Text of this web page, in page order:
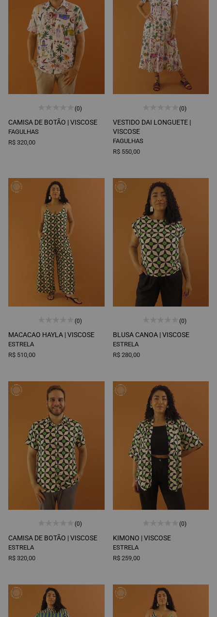
(0)
CAMISA DE BOTÃO |VISCOSE
FAGULHAS
R$ 320,00
(0)
VESTIDO DAI LONGUETE |
VISCOSE
FAGULHAS
R$ 550,00
(0)
MACACAO HAYLA |VISCOSE
ESTRELA
R$ 510,00
(0)
BLUSA CANOA |VISCOSE
ESTRELA
R$ 280,00
(0)
CAMISA DE BOTÃO |VISCOSE
ESTRELA
R$ 320,00
(0)
KIMONO |VISCOSE
ESTRELA
R$ 259,00